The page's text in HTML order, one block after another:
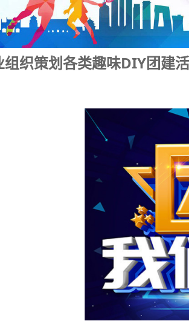
织策划各类趣味DIY团建